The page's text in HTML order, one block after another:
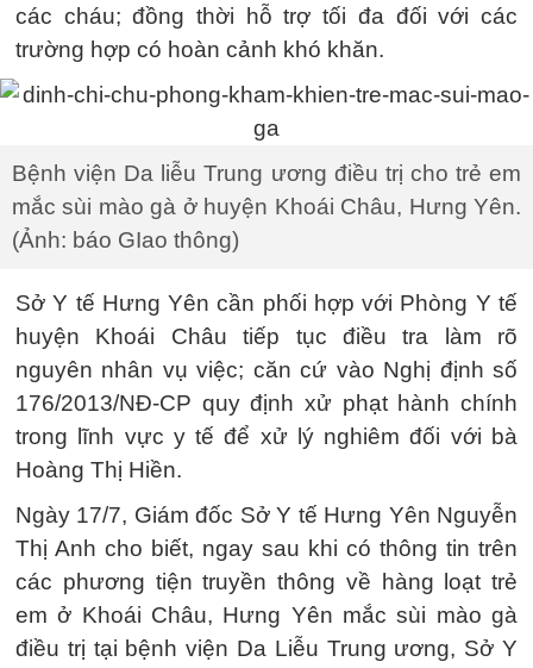
các cháu; đồng thời hỗ trợ tối đa đối với các
trường hợp có hoàn cảnh khó khăn.
Bệnh viện Da liễu Trung ương điều trị cho trẻ em
mắc sùi mào gà ở huyện Khoái Châu, Hưng Yên.
(Ảnh: báo GIao thông)
Sở Y tế Hưng Yên cần phối hợp với Phòng Y tế
huyện Khoái Châu tiếp tục điều tra làm rõ
nguyên nhân vụ việc; căn cứ vào Nghị định số
176/2013/NĐ-CP quy định xử phạt hành chính
trong lĩnh vực y tế để xử lý nghiêm đối với bà
Hoàng Thị Hiền.
Ngày 17/7, Giám đốc Sở Y tế Hưng Yên Nguyễn
Thị Anh cho biết, ngay sau khi có thông tin trên
các phương tiện truyền thông về hàng loạt trẻ
em ở Khoái Châu, Hưng Yên mắc sùi mào gà
điều trị tại bệnh viện Da Liễu Trung ương, Sở Y